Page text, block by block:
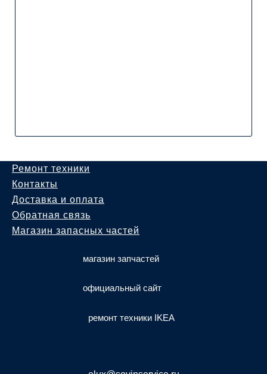
Ремонт техники
Контакты
Доставка и оплата
Обратная связь
Магазин запасных частей
магазин запчастей
официальный сайт
ремонт техники IKEA